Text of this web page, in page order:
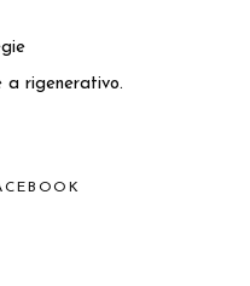
a rigenerativo.